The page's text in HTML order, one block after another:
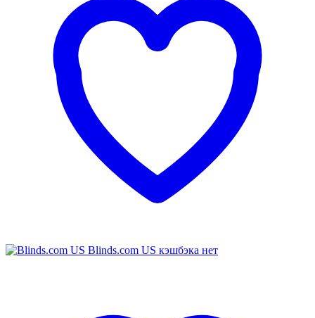
Blinds.com US кэшбэка нет